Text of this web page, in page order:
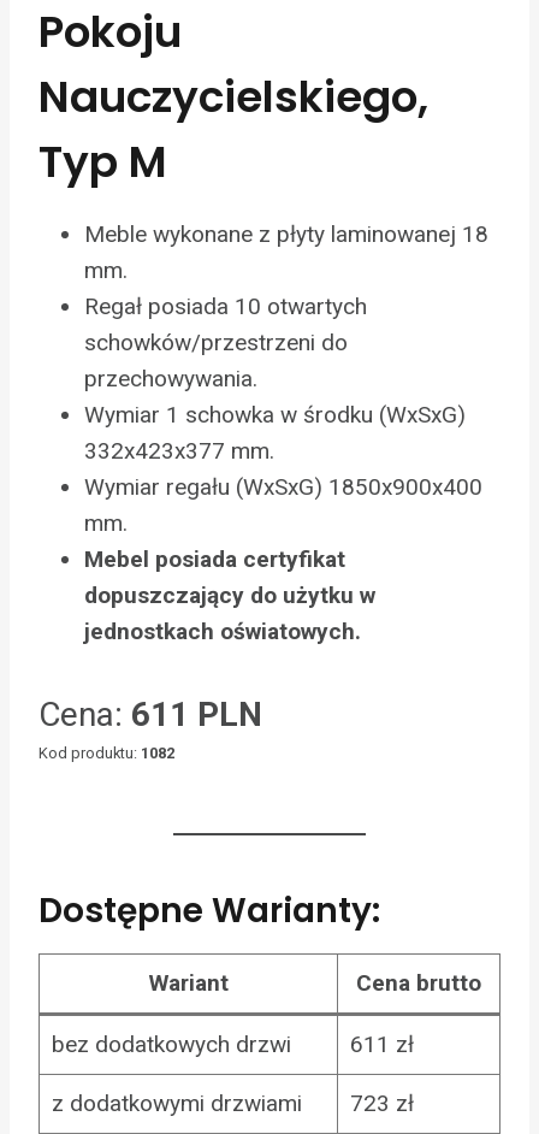
Pokoju
Nauczycielskiego,
Typ M
Meble wykonane z płyty laminowanej 18
mm.
Regał posiada 10 otwartych
schowków/przestrzeni do
przechowywania.
Wymiar 1 schowka w środku (WxSxG)
332x423x377 mm.
Wymiar regału (WxSxG) 1850x900x400
mm.
Mebel posiada certyfikat
dopuszczający do użytku w
jednostkach oświatowych.
Cena: 611 PLN
Kod produktu: 1082
Dostępne Warianty:
Wariant Cena brutto
bez dodatkowych drzwi 611 zł
z dodatkowymi drzwiami 723 zł